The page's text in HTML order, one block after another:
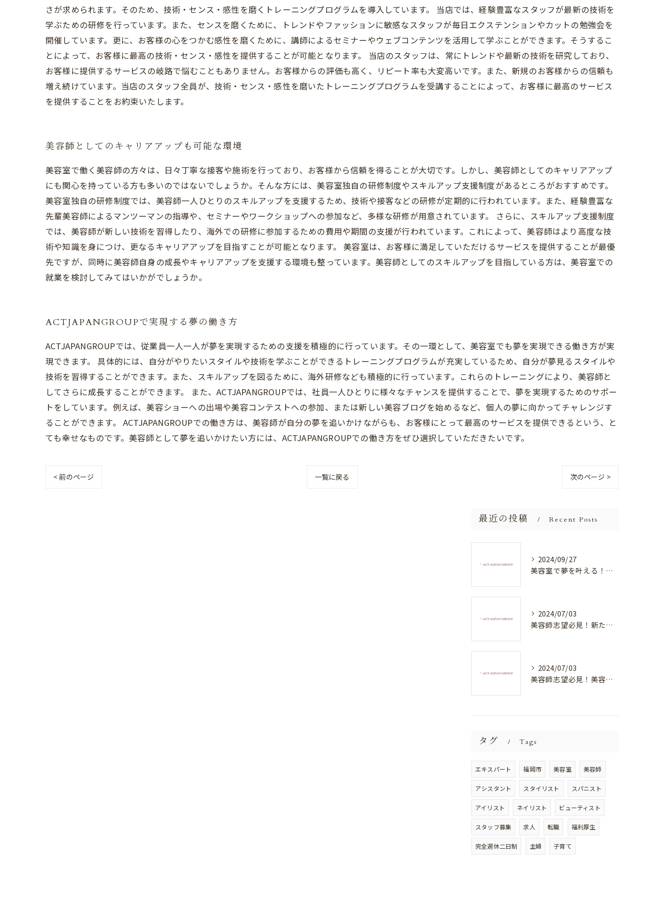
さが求められます。そのため、技術・センス・感性を磨くトレーニングプログラムを導入しています。 当店では、経験豊富なスタッフが最新の技術を
学ぶための研修を行っています。また、センスを磨くために、トレンドやファッションに敏感なスタッフが毎日エクステンションやカットの勉強会を
開催しています。更に、お客様の心をつかむ感性を磨くために、講師によるセミナーやウェブコンテンツを活用して学ぶことができます。そうするこ
とによって、お客様に最高の技術・センス・感性を提供することが可能となります。 当店のスタッフは、常にトレンドや最新の技術を研究しており、
お客様に提供するサービスの岐路で悩むこともありません。お客様からの評価も高く、リピート率も大変高いです。また、新規のお客様からの信頼も
増え続けています。当店のスタッフ全員が、技術・センス・感性を磨いたトレーニングプログラムを受講することによって、お客様に最高のサービス
を提供することをお約束いたします。
美容師としてのキャリアアップも可能な環境
美容室で働く美容師の方々は、日々丁寧な接客や施術を行っており、お客様から信頼を得ることが大切です。しかし、美容師としてのキャリアアップ
にも関心を持っている方も多いのではないでしょうか。そんな方には、美容室独自の研修制度やスキルアップ支援制度があるところがおすすめです。
美容室独自の研修制度では、美容師一人ひとりのスキルアップを支援するため、技術や接客などの研修が定期的に行われています。また、経験豊富な
先輩美容師によるマンツーマンの指導や、セミナーやワークショップへの参加など、多様な研修が用意されています。 さらに、スキルアップ支援制度
では、美容師が新しい技術を習得したり、海外での研修に参加するための費用や期間の支援が行われています。これによって、美容師はより高度な技
術や知識を身につけ、更なるキャリアアップを目指すことが可能となります。 美容室は、お客様に満足していただけるサービスを提供することが最優
先ですが、同時に美容師自身の成長やキャリアアップを支援する環境も整っています。美容師としてのスキルアップを目指している方は、美容室での
就業を検討してみてはいかがでしょうか。
ACTJAPANGROUPで実現する夢の働き方
ACTJAPANGROUPでは、従業員一人一人が夢を実現するための支援を積極的に行っています。その一環として、美容室でも夢を実現できる働き方が実
現できます。 具体的には、自分がやりたいスタイルや技術を学ぶことができるトレーニングプログラムが充実しているため、自分が夢見るスタイルや
技術を習得することができます。また、スキルアップを図るために、海外研修なども積極的に行っています。これらのトレーニングにより、美容師と
してさらに成長することができます。 また、ACTJAPANGROUPでは、社員一人ひとりに様々なチャンスを提供することで、夢を実現するためのサポー
トをしています。例えば、美容ショーへの出場や美容コンテストへの参加、または新しい美容ブログを始めるなど、個人の夢に向かってチャレンジす
ることができます。 ACTJAPANGROUPでの働き方は、美容師が自分の夢を追いかけながらも、お客様にとって最高のサービスを提供できるという、と
ても幸せなものです。美容師として夢を追いかけたい方には、ACTJAPANGROUPでの働き方をぜひ選択していただきたいです。
< 前のページ 一覧に戻る 次のページ >
最近の投稿 Recent Posts
2024/09/27
美容室で夢を叶える！自分を磨く新たなチャンス
2024/07/03
美容師志望必見！新たな価値を創造する美容室でハイレベルな技術を学べる環境
2024/07/03
美容師志望必見！美容室NEWSTANDARDで最高のスキルアップを目指そう！
タグ Tags
エキスパート 福岡市 美容室 美容師
アシスタント スタイリスト スパニスト
アイリスト ネイリスト ビューティスト
スタッフ募集 求人 転職 福利厚生
完全週休二日制 主婦 子育て